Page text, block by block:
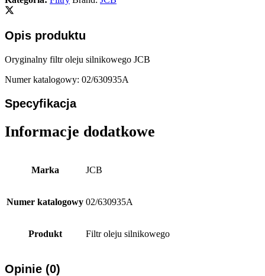
Opis produktu
Oryginalny filtr oleju silnikowego JCB
Numer katalogowy: 02/630935A
Specyfikacja
Informacje dodatkowe
Marka JCB
Numer katalogowy 02/630935A
Produkt Filtr oleju silnikowego
Opinie (0)